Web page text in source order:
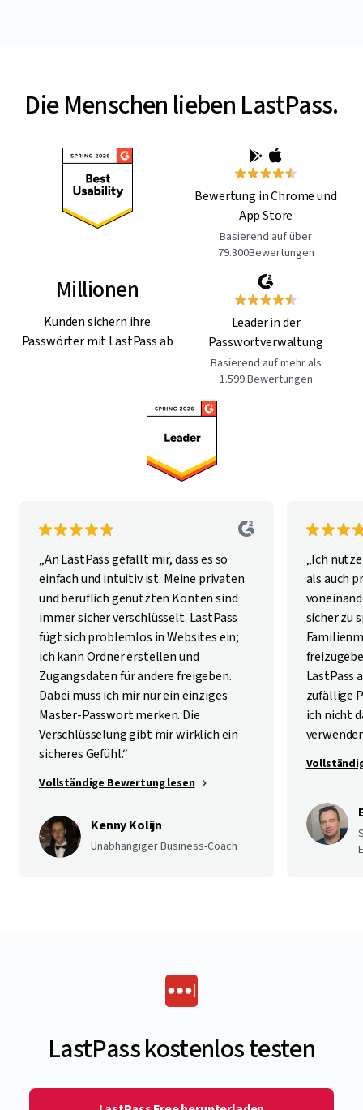
Die Menschen lieben LastPass.
Bewertung in Chrome und
App Store
Basierend auf über
79.300Bewertungen
Millionen
Kunden sichern ihre
Passwörter mit LastPass ab
Leader in der
Passwortverwaltung
Basierend auf mehr als
1.599 Bewertungen
„An LastPass gefällt mir, dass es so
einfach und intuitiv ist. Meine privaten
und beruflich genutzten Konten sind
immer sicher verschlüsselt. LastPass
fügt sich problemlos in Websites ein;
ich kann Ordner erstellen und
Zugangsdaten für andere freigeben.
Dabei muss ich mir nur ein einziges
Master-Passwort merken. Die
Verschlüsselung gibt mir wirklich ein
sicheres Gefühl.“
Vollständige Bewertung lesen
Kenny Kolijn
Unabhängiger Business-Coach
„Ich
als auch
sicher zu
LastPass
zufällige
ich nicht
LastPass kostenlos testen